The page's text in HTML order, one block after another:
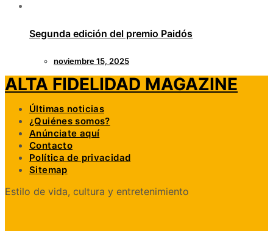
Segunda edición del premio Paidós
noviembre 15, 2025
ALTA FIDELIDAD MAGAZINE
Últimas noticias
¿Quiénes somos?
Anúnciate aquí
Contacto
Política de privacidad
Sitemap
Estilo de vida, cultura y entretenimiento